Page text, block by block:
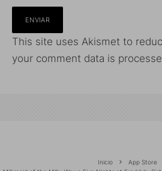
This site uses Akismet to
your comment data is
Inicio
App Store